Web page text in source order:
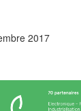
2017